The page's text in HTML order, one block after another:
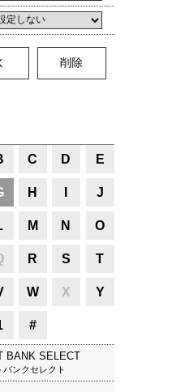
C D E
H J
M N O
R S T
W X Y
#
BANK SELECT
バンクセレクト